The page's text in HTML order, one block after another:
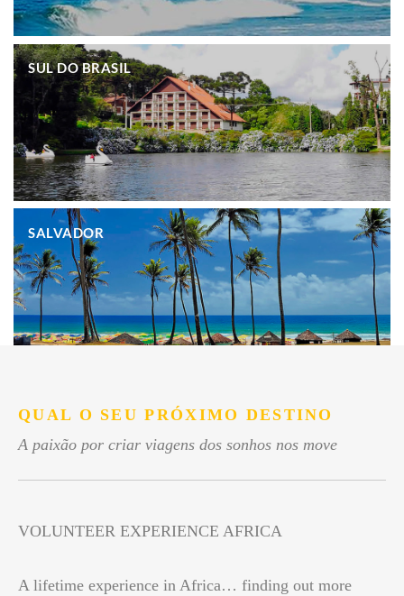
.
SUL DO BRASIL
SALVADOR
QUAL O SEU PRÓXIMO DESTINO
A paixão por criar viagens dos sonhos nos move
VOLUNTEER EXPERIENCE AFRICA
A lifetime experience in Africa… finding out more